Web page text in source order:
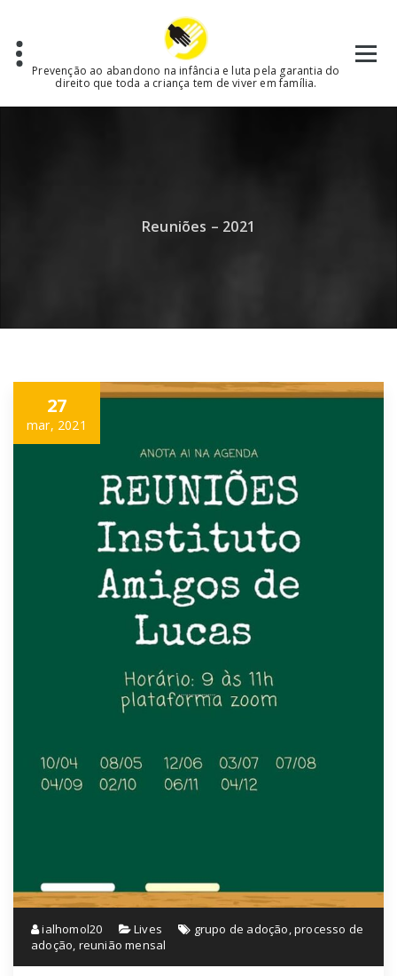
content
Prevenção ao abandono na infância e luta pela garantia do
direito que toda a criança tem de viver em família.
Reuniões – 2021
27
mar, 2021
ialhomol20 Lives grupo de adoção,processo de
adoção, reunião mensal